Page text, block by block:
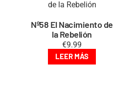
Nº58 El Nacimiento de
la Rebelión
€9.99
LEER MÁS